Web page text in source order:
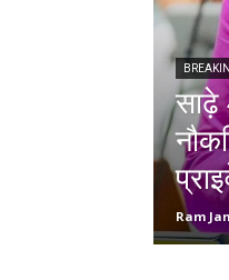
साढ़े
Ram